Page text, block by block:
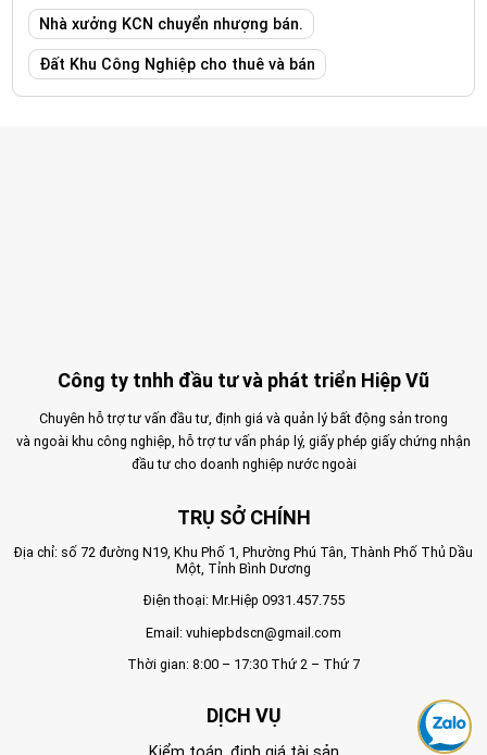
Nhà xưởng KCN chuyển nhượng bán.
Đất Khu Công Nghiệp cho thuê và bán
Công ty tnhh đầu tư và phát triển Hiệp Vũ
Chuyên hỗ trợ tư vấn đầu tư, định giá và quản lý bất động sản trong
và ngoài khu công nghiệp, hỗ trợ tư vấn pháp lý, giấy phép giấy chứng nhận
đầu tư cho doanh nghiệp nước ngoài
TRỤ SỞ CHÍNH
Địa chỉ: số 72 đường N19, Khu Phố 1, Phường Phú Tân, Thành Phố Thủ Dầu
Một, Tỉnh Bình Dương
Điện thoại: Mr.Hiệp 0931.457.755
Email: vuhiepbdscn@gmail.com
Thời gian: 8:00 – 17:30 Thứ 2 – Thứ 7
DỊCH VỤ